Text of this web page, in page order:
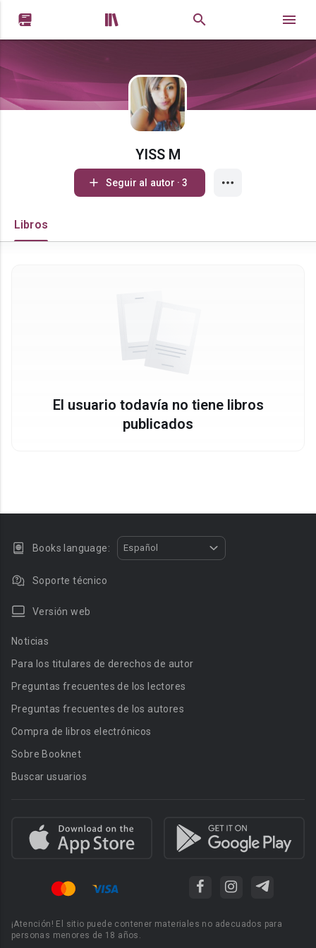
 
YISS M
Seguir al autor · 3
Libros
El usuario todavía no tiene libros
publicados
Books language: Español
Soporte técnico
Versión web
Noticias
Para los titulares de derechos de autor
Preguntas frecuentes de los lectores
Preguntas frecuentes de los autores
Compra de libros electrónicos
Sobre Booknet
Buscar usuarios
¡Atención! El sitio puede contener materiales no adecuados para
personas menores de 18 años.